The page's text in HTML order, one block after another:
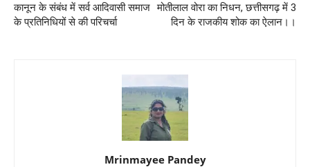
कानून के संबंध में सर्व आदिवासी समाज
के प्रतिनिधियों से की परिचर्चा
मोतीलाल वोरा का निधन, छत्तीसगढ़ में 3
दिन के राजकीय शोक का ऐलान।।
Mrinmayee Pandey